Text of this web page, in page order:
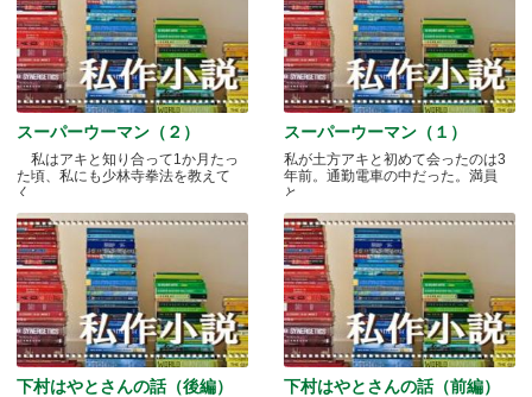
スーパーウーマン（２）
私はアキと知り合って1か月たっ
た頃、私にも少林寺拳法を教えて
く.....
スーパーウーマン（１）
私が土方アキと初めて会ったのは3
年前。通勤電車の中だった。満員
と.....
下村はやとさんの話（後編） 下村はやとさんの話（前編）